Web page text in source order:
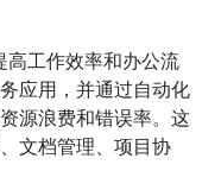
高工作效率和办公流
应用，并通过自动化
源浪费和错误率。这
文档管理、项目协